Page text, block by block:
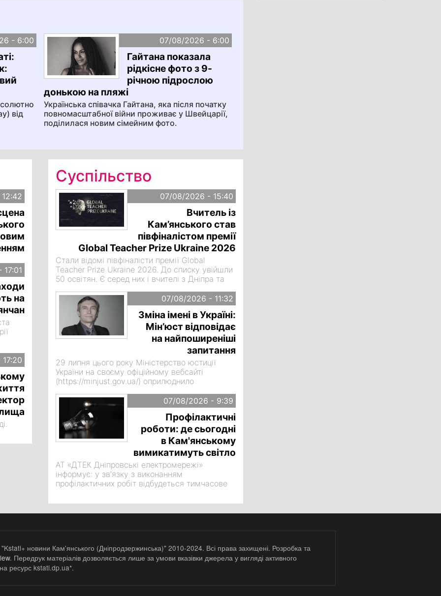
- 6:00
від
07/08/2026 - 6:00
Гайтана показала
рідкісне фото з 9-
річною підрослою
донькою на пляжі
Українська співачка Гайтана, яка після початку
повномасштабної війни проживає у Швейцарії,
поділилася новим сімейним фото.
на
Суспільство
07/08/2026 - 15:40
Вчитель із
Кам’янського став
півфіналістом премії
Global Teacher Prize Ukraine 2026
Стали відомі півфіналісти премії Global
Teacher Prize Ukraine 2026. До списку увійшли
50 освітян. Є серед них і вчителі з Дніпра та
07/08/2026 - 11:32
Зміна імені в Україні:
Мін’юст відповідає
на найпоширеніші
запитання
29 липня цього року Міністерство юстиції
України на своєму офіційному вебсайті
(https://minjust.gov.ua/) оприлюднило
07/08/2026 - 9:39
Профілактичні
роботи: де сьогодні
в Кам'янському
вимикатимуть світло
АТ «ДТЕК Дніпровські електромережі»
інформує: у зв'язку з виконанням
профілактичних робіт відбудеться тимчасове
адресами: 07.08.2026 з 08:00 до 19:00
новини Кам'янського (Дніпродзержинська)" 2010-2024. Всі права захищені. Розробка та
. Передрук матеріалів дозволяється лише за умови вказівки джерела у вигляді активного
ресурс kstati.dp.ua*.